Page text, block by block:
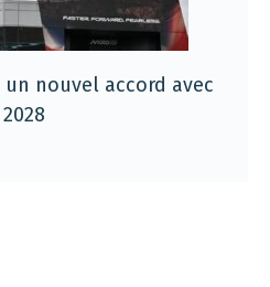
nouvel accord avec